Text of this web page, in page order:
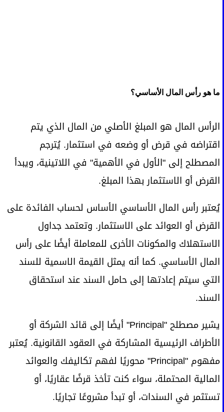
ما هو رأس المال الأساسي؟
الرأس المال هو المبلغ الأصلي من المال الذي يتم
اقتراضه في قرض أو وضعه في استثمار. يُترجم
المصطلح إلى "الأول في الأهمية" في اللاتينية، ويبدأ
القرض أو الاستثمار بهذا المبلغ.
يُعتبر رأس المال الأساسي الأساس لحساب الفائدة على
القرض أو العوائد على الاستثمار. وتعتمد جداول
الاستهلاك والمكونات الأخرى للمعاملة أيضًا على رأس
المال الأساسي. كما أنه يمثل القيمة الاسمية للسند
التي سيتم إعادتها إلى حامل السند عند استحقاق
السند.
يشير مصطلح "Principal" أيضًا إلى قائد الشركة أو
الأطراف الرئيسية المشاركة في العقود القانونية. يُعتبر
مفهوم "Principal" محوريًا لفهم تكاليفك والعوائد
المالية المحتملة، سواء كنت تأخذ قرضًا عقاريًا، أو
تستثمر في السندات، أو تبدأ مشروعًا تجاريًا.